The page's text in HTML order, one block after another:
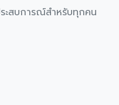
ะสบการณ์สำหรับทุกคน